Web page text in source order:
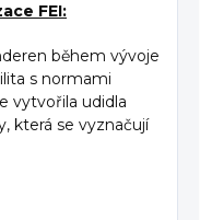
FEI:
během vývoje
s normami
vytvořila udidla
která se vyznačují